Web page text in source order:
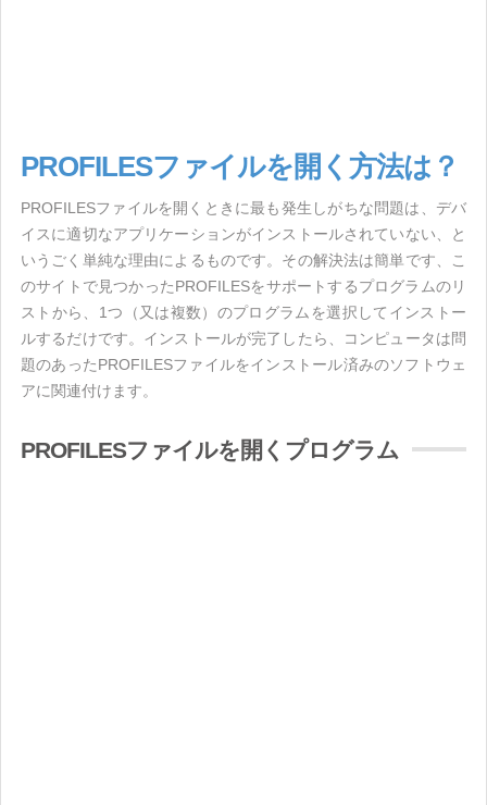
PROFILESファイルを開く方法は？
PROFILESファイルを開くときに最も発生しがちな問題は、デバ
イスに適切なアプリケーションがインストールされていない、と
いうごく単純な理由によるものです。その解決法は簡単です、こ
のサイトで見つかったPROFILESをサポートするプログラムのリ
ストから、1つ（又は複数）のプログラムを選択してインストー
ルするだけです。インストールが完了したら、コンピュータは問
題のあったPROFILESファイルをインストール済みのソフトウェ
アに関連付けます。
PROFILESファイルを開くプログラム